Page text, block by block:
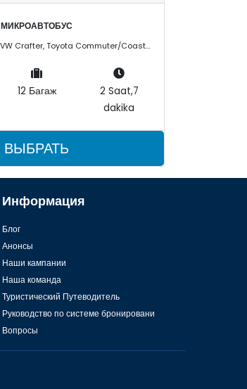
МИКРОАВТОБУС
Mercedes Sprinter, VW Crafter, Toyota Commuter/Coaster
12 Багаж
2 Saat,7
dakika
ВЫБРАТЬ
Информация
Блог
Анонсы
Наши кампании
Наша команда
Туристический Путеводитель
Руководство по системе бронировани
Вопросы